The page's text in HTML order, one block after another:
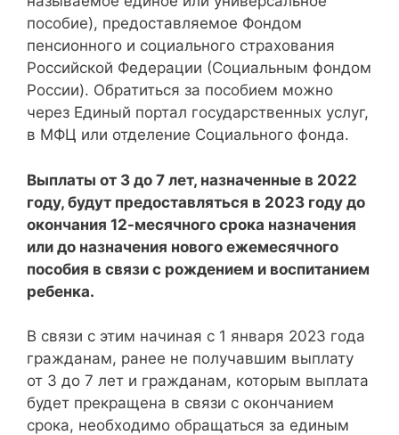
пособие), предоставляемое Фондом
пенсионного и социального страхования
Российской Федерации (Социальным фондом
России). Обратиться за пособием можно
через Единый портал государственных услуг,
в МФЦ или отделение Социального фонда.
Выплаты от 3 до 7 лет, назначенные в 2022
году, будут предоставляться в 2023 году до
окончания 12-месячного срока назначения
или до назначения нового ежемесячного
пособия в связи с рождением и воспитанием
ребенка.
В связи с этим начиная с 1 января 2023 года
гражданам, ранее не получавшим выплату
от 3 до 7 лет и гражданам, которым выплата
будет прекращена в связи с окончанием
срока, необходимо обращаться за единым